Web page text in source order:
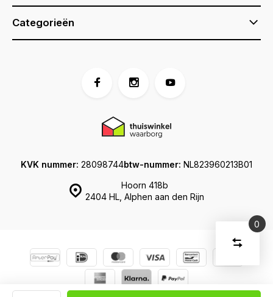
Categorieën
Hoorn 418b
2404 HL, Alphen aan den Rijn
KVK nummer: 28098744btw-nummer: NL823960213B01
0
Vergelijk
Verwijder
U
Start